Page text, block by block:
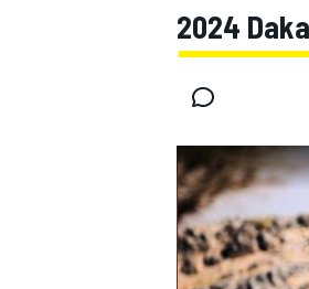
MOTOGP
2024